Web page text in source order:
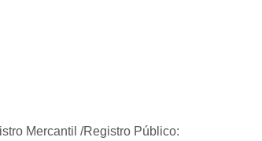
Mercantil /Registro Público: